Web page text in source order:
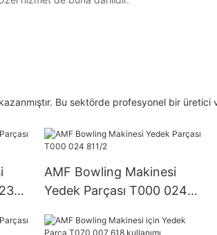
Bu sektörde profesyonel bir üretici
AMF Bowling Makinesi
Yedek Parçası T000 024